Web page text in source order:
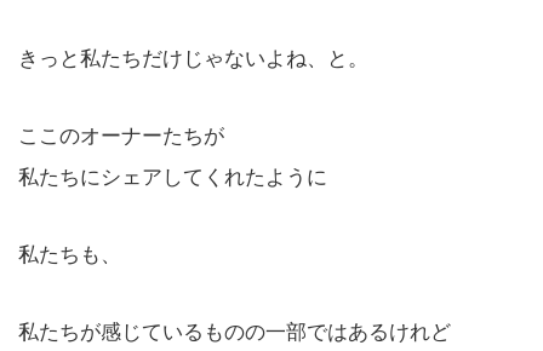
きっと私たちだけじゃないよね、と。
ここのオーナーたちが
私たちにシェアしてくれたように
私たちも、
私たちが感じているものの一部ではあるけれど